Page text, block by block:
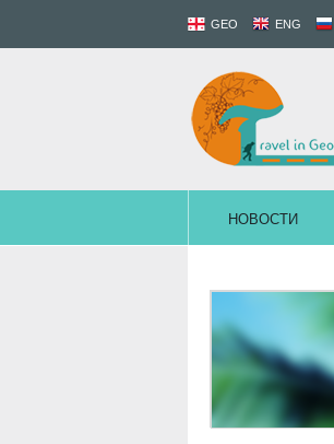
GEO ENG
НОВОСТИ